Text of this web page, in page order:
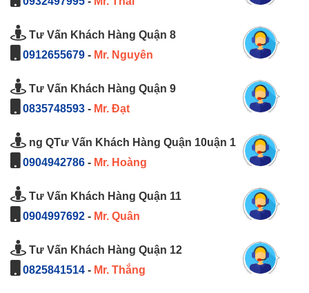
Tư Vấn Khách Hàng Quận 8
0912655679 - Mr. Nguyên
Tư Vấn Khách Hàng Quận 9
0835748593 - Mr. Đạt
ng QTư Vấn Khách Hàng Quận 10uận 1
0904942786 - Mr. Hoàng
Tư Vấn Khách Hàng Quận 11
0904997692 - Mr. Quân
Tư Vấn Khách Hàng Quận 12
0825841514 - Mr. Thắng